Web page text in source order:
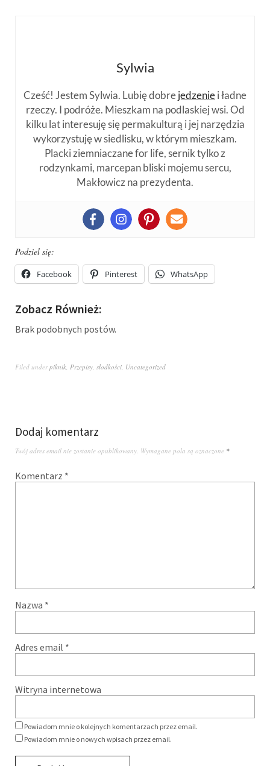
Sylwia
Cześć! Jestem Sylwia. Lubię dobrejedzeniei ładne
rzeczy. I podróże. Mieszkam na podlaskiej wsi. Od
kilku lat interesuję się permakulturą i jej narzędzia
wykorzystuję w siedlisku, w którym mieszkam.
Placki ziemniaczane for life, sernik tylko z
rodzynkami, marcepan bliski mojemu sercu,
Makłowicz na prezydenta.
Podziel się:
Facebook Pinterest WhatsApp
Zobacz Również:
Brak podobnych postów.
Filed underpiknik Przepisy słodkości Uncategorized
Dodaj komentarz
Twój adres email nie zostanie opublikowany. Wymagane pola są oznaczone *
Komentarz *
Nazwa *
Adres email *
Witryna internetowa
Powiadom mnie o kolejnych komentarzach przez email.
Powiadom mnie o nowych wpisach przez email.